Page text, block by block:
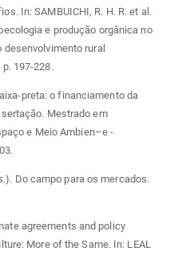
In: SAMBUICHI, R. H. R. et al.
e produção orgânica no
desenvolvimento rural
197-228.
preta: o financiamento da
Mestrado em
e Meio Ambien–e -
Do campo para os mercados.
agreements and policy
More of the Same. In: LEAL